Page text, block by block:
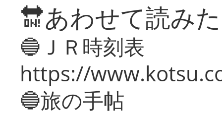
🔛あわせて読み
🔵ＪＲ時刻表
https://
🔵旅の手帖